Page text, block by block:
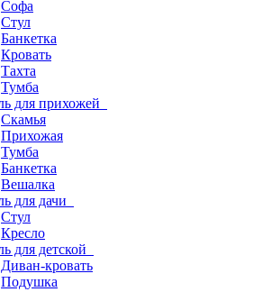
Софа
Стул
Банкетка
Кровать
Тахта
Тумба
для прихожей
Скамья
Прихожая
Тумба
Банкетка
Вешалка
для дачи
Стул
Кресло
для детской
Диван-кровать
Подушка